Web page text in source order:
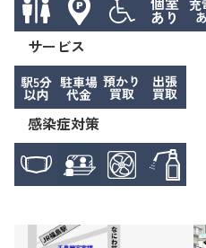
サービス
感染症対策